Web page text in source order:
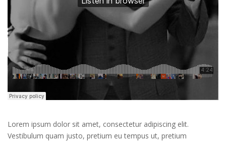
Lorem ipsum dolor sit amet, consectetur adipiscing elit.
Vestibulum quam justo, pretium eu tempus ut, pretium